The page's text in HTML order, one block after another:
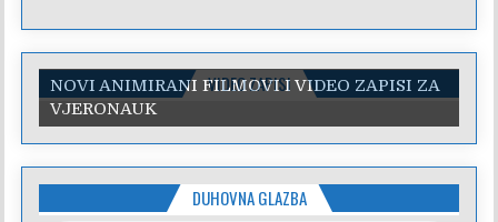
VIDEO ZAPISI
NOVI ANIMIRANI FILMOVI I VIDEO ZAPISI ZA
VJERONAUK
DUHOVNA GLAZBA